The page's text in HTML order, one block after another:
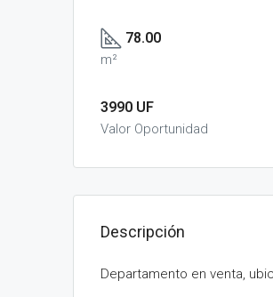
78.00
m²
3990 UF
Valor Oportunidad
Descripción
Departamento en venta,